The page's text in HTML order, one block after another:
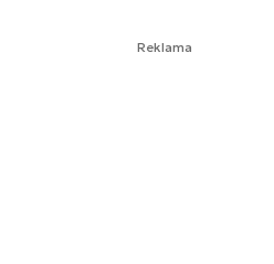
Reklama